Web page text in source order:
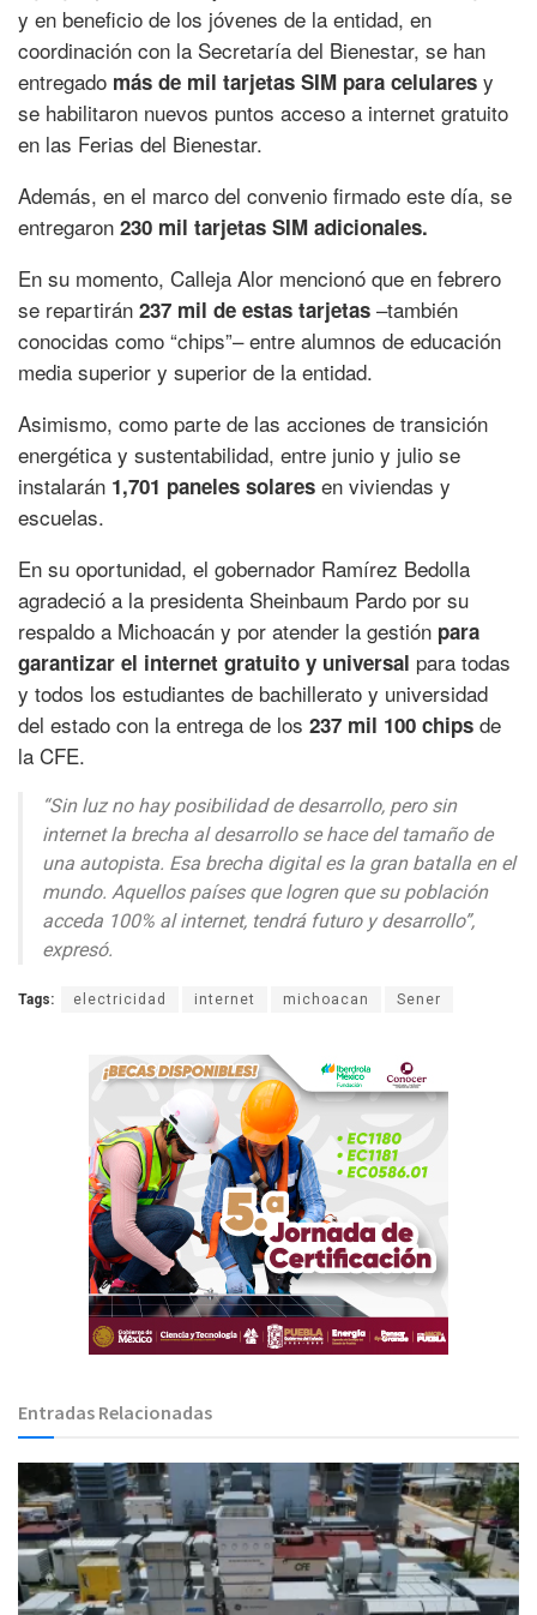
y en beneficio de los jóvenes de la entidad, en
coordinación con la Secretaría del Bienestar, se han
entregado más de mil tarjetas SIM para celulares y
se habilitaron nuevos puntos acceso a internet gratuito
en las Ferias del Bienestar.
Además, en el marco del convenio firmado este día, se
entregaron 230 mil tarjetas SIM adicionales.
En su momento, Calleja Alor mencionó que en febrero
se repartirán 237 mil de estas tarjetas –también
conocidas como “chips”– entre alumnos de educación
media superior y superior de la entidad.
Asimismo, como parte de las acciones de transición
energética y sustentabilidad, entre junio y julio se
instalarán 1,701 paneles solares en viviendas y
escuelas.
En su oportunidad, el gobernador Ramírez Bedolla
agradeció a la presidenta Sheinbaum Pardo por su
respaldo a Michoacán y por atender la gestión para
garantizar el internet gratuito y universal para todas
y todos los estudiantes de bachillerato y universidad
del estado con la entrega de los 237 mil 100 chips de
la CFE.
“Sin luz no hay posibilidad de desarrollo, pero sin
internet la brecha al desarrollo se hace del tamaño de
una autopista. Esa brecha digital es la gran batalla en el
mundo. Aquellos países que logren que su población
acceda 100% al internet, tendrá futuro y desarrollo”,
expresó.
Tags: electricidad internet michoacan Sener
Entradas Relacionadas